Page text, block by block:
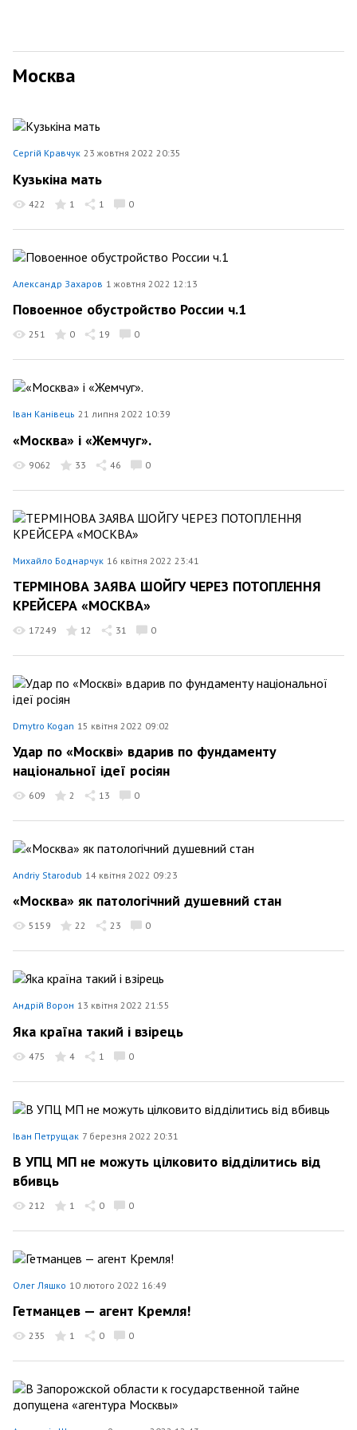
Москва
Сергій Кравчук 23 жовтня 2022 20:35
Кузькіна мать
422 1 1 0
Александр Захаров 1 жовтня 2022 12:13
Повоенное обустройство России ч.1
251 0 19 0
Іван Канівець 21 липня 2022 10:39
«Москва» і «Жемчуг».
9062 33 46 0
Михайло Боднарчук 16 квітня 2022 23:41
ТЕРМІНОВА ЗАЯВА ШОЙГУ ЧЕРЕЗ ПОТОПЛЕННЯ
КРЕЙСЕРА «МОСКВА»
17249 12 31 0
Dmytro Kogan 15 квітня 2022 09:02
Удар по «Москві» вдарив по фундаменту
національної ідеї росіян
609 2 13 0
Andriy Starodub 14 квітня 2022 09:23
«Москва» як патологічний душевний стан
5159 22 23 0
Андрій Ворон 13 квітня 2022 21:55
Яка країна такий і взірець
475 4 1 0
Іван Петрущак 7 березня 2022 20:31
В УПЦ МП не можуть цілковито відділитись від
вбивць
212 1 0 0
Олег Ляшко 10 лютого 2022 16:49
Гетманцев — агент Кремля!
235 1 0 0